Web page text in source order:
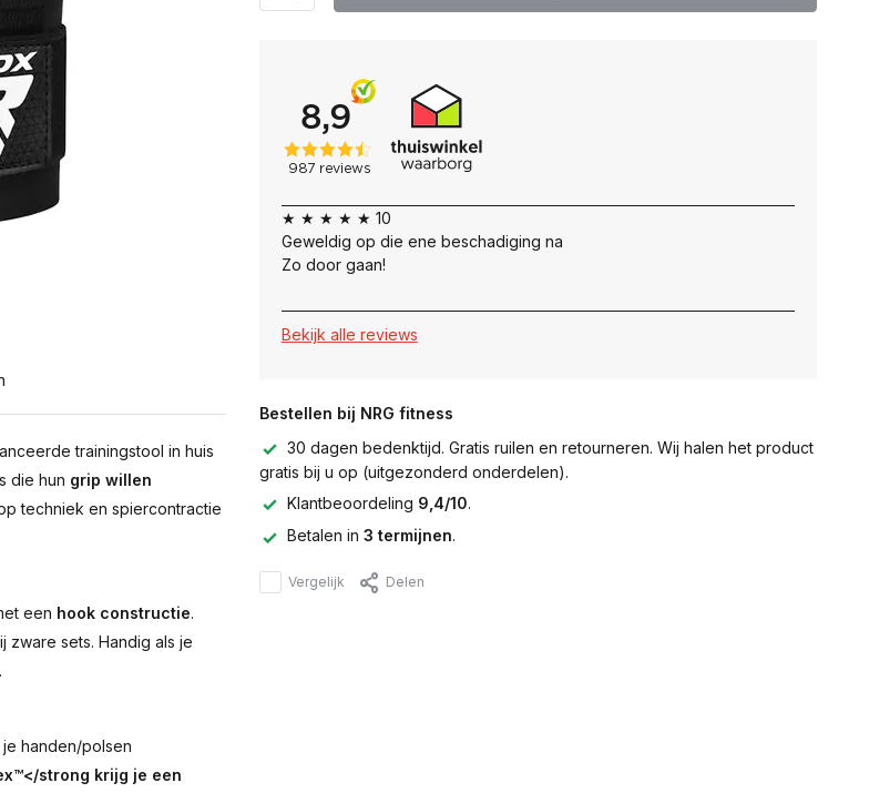
trainingstool in huis
die hun grip willen
techniek en spiercontractie
een hook constructie.
zware sets. Handig als je
je handen/polsen
strong krijg je een
★ ★ ★ ★ ★ 10
Geweldig op die ene beschadiging na
Zo door gaan!
Bekijk alle reviews
Bestellen bij NRG fitness
30 dagen bedenktijd. Gratis ruilen en retourneren. Wij halen het product
gratis bij u op (uitgezonderd onderdelen).
Klantbeoordeling 9,4/10.
Betalen in 3 termijnen.
Vergelijk Delen